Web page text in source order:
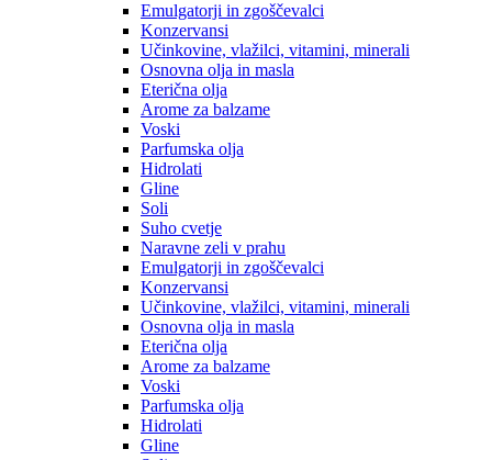
Emulgatorji in zgoščevalci
Konzervansi
Učinkovine, vlažilci, vitamini, minerali
Osnovna olja in masla
Eterična olja
Arome za balzame
Voski
Parfumska olja
Hidrolati
Gline
Soli
Suho cvetje
Naravne zeli v prahu
Emulgatorji in zgoščevalci
Konzervansi
Učinkovine, vlažilci, vitamini, minerali
Osnovna olja in masla
Eterična olja
Arome za balzame
Voski
Parfumska olja
Hidrolati
Gline